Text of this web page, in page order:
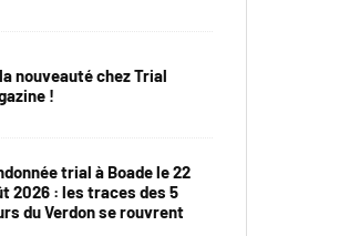
nouveauté chez Trial
!
trial à Boade le 22
2026 : les traces des 5
du Verdon se rouvrent